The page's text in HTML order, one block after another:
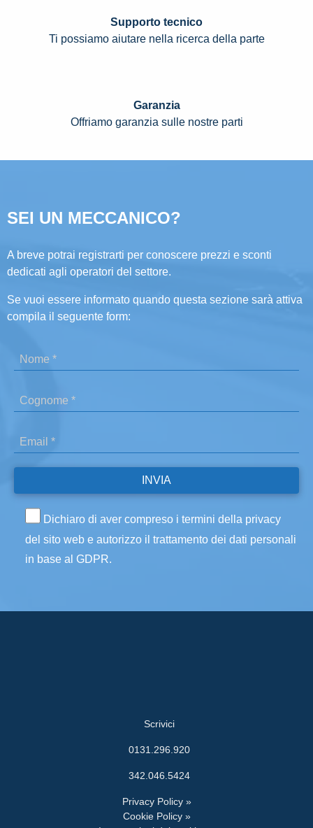
Supporto tecnico
Ti possiamo aiutare nella ricerca della parte
Garanzia
Offriamo garanzia sulle nostre parti
SEI UN MECCANICO?
A breve potrai registrarti per conoscere prezzi e sconti
dedicati agli operatori del settore.
Se vuoi essere informato quando questa sezione sarà attiva
compila il seguente form:
Dichiaro di aver compreso i termini della privacy
del sito web e autorizzo il trattamento dei dati personali
in base al GDPR.
Scrivici
0131.296.920
342.046.5424
Privacy Policy »
Cookie Policy »